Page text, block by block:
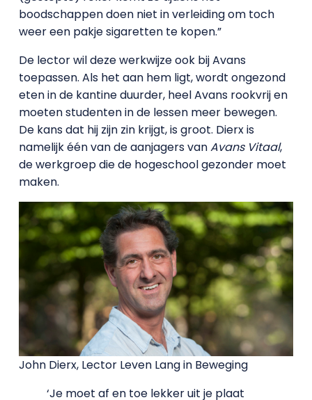
boodschappen doen niet in verleiding om toch
weer een pakje sigaretten te kopen.”
De lector wil deze werkwijze ook bij Avans
toepassen. Als het aan hem ligt, wordt ongezond
eten in de kantine duurder, heel Avans rookvrij en
moeten studenten in de lessen meer bewegen.
De kans dat hij zijn zin krijgt, is groot. Dierx is
namelijk één van de aanjagers vanAvans Vitaal,
de werkgroep die de hogeschool gezonder moet
maken.
John Dierx, Lector Leven Lang in Beweging
‘Je moet af en toe lekker uit je plaat